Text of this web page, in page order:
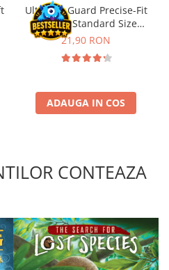
Ultimate Guard Precise-Fit
Sleeves Standard Size
Transparent (100)
21,90 RON
ADAUGA IN COS
CONTEAZA